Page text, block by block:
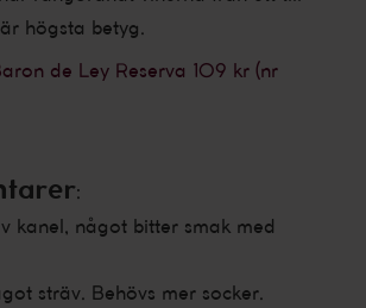
högsta betyg.
de Ley Reserva 109 kr (nr
:
kanel, något bitter smak med
sträv. Behövs mer socker.